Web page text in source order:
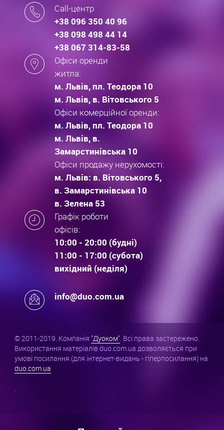
Call-центр
+38 096 350 40 96
+38 098 498 44 14
+38 067 314-83-58
Офіси оренди
житла:
м. Львів, пл. Теодора 10
м. Львів, в. Вітовського 5
Офіси комерційної оренди:
м. Львів, пл. Теодора 10
м. Львів, в.
Замарстинівська 10
Офіси продажу нерухомості:
м. Львів: в. Вітовського 5,
в. Замарстинівська 10
в. Зелена 53
Графік роботи
офісів:
10:00 - 20:00 (будні)
11:00 - 17:00 (субота)
вихідний (неділя)
info@duo.com.ua
© 2011-2019. Компанія "Дуоком". Всі права застережено.
Використання матеріалів duo.com.ua дозволяється при
умові посилання (для інтернет-видань - гіперпосилання) на
duo.com.ua
.